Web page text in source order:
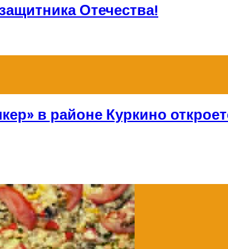
Отечества!
в районе Куркино